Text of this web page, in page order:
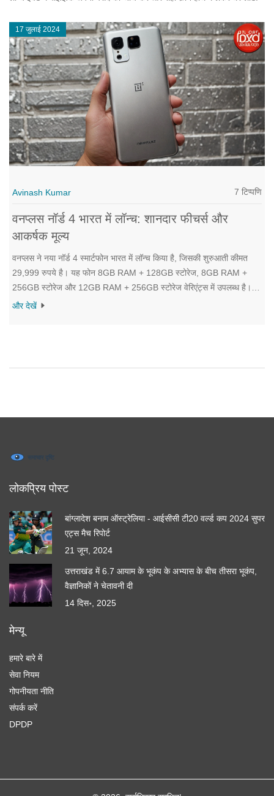
17 जुलाई 2024
Avinash Kumar 7 टिप्पणि
वनप्लस नॉर्ड 4 भारत में लॉन्च: शानदार फीचर्स और
आकर्षक मूल्य
वनप्लस ने नया नॉर्ड 4 स्मार्टफोन भारत में लॉन्च किया है, जिसकी शुरुआती कीमत
29,999 रुपये है। यह फोन 8GB RAM + 128GB स्टोरेज, 8GB RAM +
256GB स्टोरेज और 12GB RAM + 256GB स्टोरेज वेरिएंट्स में उपलब्ध है।
इसमें 6.74-इंच का OLED डिस्प्ले, स्नैपड्रैगन 7+ Gen 3 प्रोसेसर, और 100W
और देखें
लोकप्रिय पोस्ट
बांग्लादेश बनाम ऑस्ट्रेलिया - आईसीसी टी20 वर्ल्ड कप 2024 सुपर
एट्स मैच रिपोर्ट
21 जून, 2024
उत्तराखंड में 6.7 आयाम के भूकंप के अभ्यास के बीच तीसरा भूकंप,
वैज्ञानिकों ने चेतावनी दी
14 दिस॰, 2025
मेन्यू
हमारे बारे में
सेवा नियम
गोपनीयता नीति
संपर्क करें
DPDP